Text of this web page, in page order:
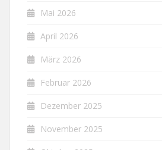
Mai 2026
April 2026
März 2026
Februar 2026
Dezember 2025
November 2025